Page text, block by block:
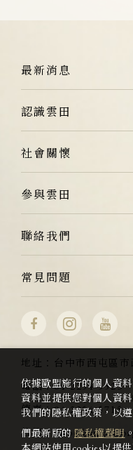
最新消息
認識雲田
社會關懷
參與雲田
聯絡我們
常見問題
地址：
台中市西屯區
電話：04-2254-5523
傳真：04-2254-5715
信箱：
依據歐盟施行的個人資
資料並提供您對個人資
我們的隱私權政策，以
們最新版的隱私權聲明